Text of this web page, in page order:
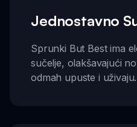
Jednostavno
Sprunki But Best ima
sučelje, olakšavajući
odmah upuste i uživaju.